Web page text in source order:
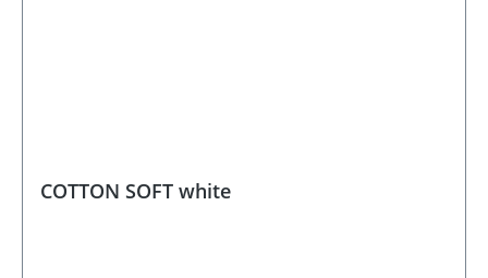
COTTON SOFT white